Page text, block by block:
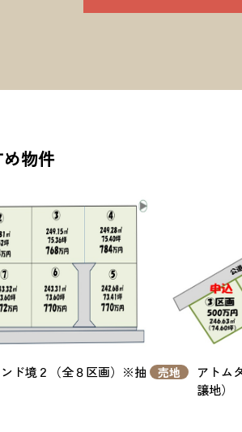
物件
ンド境２（全８区画）※抽
売地
アトム
譲地）